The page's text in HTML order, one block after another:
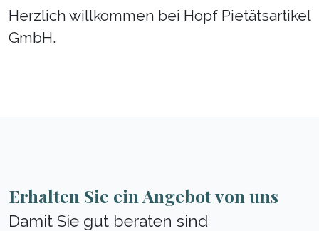
Herzlich willkommen bei Hopf Pietätsartikel
GmbH.
Erhalten Sie ein Angebot von uns
Damit Sie gut beraten sind